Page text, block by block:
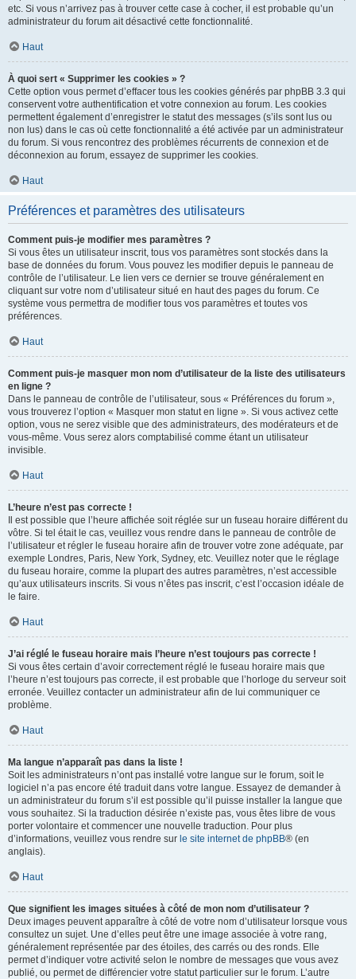
etc. Si vous n’arrivez pas à trouver cette case à cocher, il est probable qu’un
administrateur du forum ait désactivé cette fonctionnalité.
Haut
À quoi sert « Supprimer les cookies » ?
Cette option vous permet d’effacer tous les cookies générés par phpBB 3.3 qui
conservent votre authentification et votre connexion au forum. Les cookies
permettent également d’enregistrer le statut des messages (s’ils sont lus ou
non lus) dans le cas où cette fonctionnalité a été activée par un administrateur
du forum. Si vous rencontrez des problèmes récurrents de connexion et de
déconnexion au forum, essayez de supprimer les cookies.
Haut
Préférences et paramètres des utilisateurs
Comment puis-je modifier mes paramètres ?
Si vous êtes un utilisateur inscrit, tous vos paramètres sont stockés dans la
base de données du forum. Vous pouvez les modifier depuis le panneau de
contrôle de l’utilisateur. Le lien vers ce dernier se trouve généralement en
cliquant sur votre nom d’utilisateur situé en haut des pages du forum. Ce
système vous permettra de modifier tous vos paramètres et toutes vos
préférences.
Haut
Comment puis-je masquer mon nom d’utilisateur de la liste des utilisateurs
en ligne ?
Dans le panneau de contrôle de l’utilisateur, sous « Préférences du forum »,
vous trouverez l’option « Masquer mon statut en ligne ». Si vous activez cette
option, vous ne serez visible que des administrateurs, des modérateurs et de
vous-même. Vous serez alors comptabilisé comme étant un utilisateur
invisible.
Haut
L’heure n’est pas correcte !
Il est possible que l’heure affichée soit réglée sur un fuseau horaire différent du
vôtre. Si tel était le cas, veuillez vous rendre dans le panneau de contrôle de
l’utilisateur et régler le fuseau horaire afin de trouver votre zone adéquate, par
exemple Londres, Paris, New York, Sydney, etc. Veuillez noter que le réglage
du fuseau horaire, comme la plupart des autres paramètres, n’est accessible
qu’aux utilisateurs inscrits. Si vous n’êtes pas inscrit, c’est l’occasion idéale de
le faire.
Haut
J’ai réglé le fuseau horaire mais l’heure n’est toujours pas correcte !
Si vous êtes certain d’avoir correctement réglé le fuseau horaire mais que
l’heure n’est toujours pas correcte, il est probable que l’horloge du serveur soit
erronée. Veuillez contacter un administrateur afin de lui communiquer ce
problème.
Haut
Ma langue n’apparaît pas dans la liste !
Soit les administrateurs n’ont pas installé votre langue sur le forum, soit le
logiciel n’a pas encore été traduit dans votre langue. Essayez de demander à
un administrateur du forum s’il est possible qu’il puisse installer la langue que
vous souhaitez. Si la traduction désirée n’existe pas, vous êtes libre de vous
porter volontaire et commencer une nouvelle traduction. Pour plus
d’informations, veuillez vous rendre sur le site internet de phpBB® (en
anglais).
Haut
Que signifient les images situées à côté de mon nom d’utilisateur ?
Deux images peuvent apparaître à côté de votre nom d’utilisateur lorsque vous
consultez un sujet. Une d’elles peut être une image associée à votre rang,
généralement représentée par des étoiles, des carrés ou des ronds. Elle
permet d’indiquer votre activité selon le nombre de messages que vous avez
publié, ou permet de différencier votre statut particulier sur le forum. L’autre